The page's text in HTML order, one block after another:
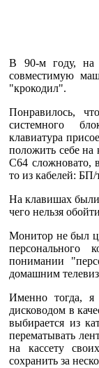
В 90-м году, на
совместимую
"крокодил".
Понравилось,
системного
клавиатура
положить себе на
С64 сложновато,
то из кабелей:
На клавишах были
чего нельзя
Монитор не был
понимании
домашним
Именно тогда,
дисководом в
выбирается из
перематывать
на кассету
сохранить за